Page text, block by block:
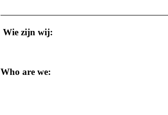
Wie zijn wij:
Who are we: